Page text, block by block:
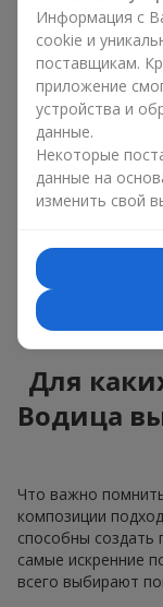
ошибиться с
подходят
можно
Массовые
тюльпаны,
которые
отражают
композиции
востребованных.
выборе, смело
цветам.
Для
Водица
Что важно
композиции
способны создать
самые искренние
всего выбирают
Информация с
cookie и
поставщикам.
приложение
устройства и
данные.
Некоторые
данные на
изменить свой